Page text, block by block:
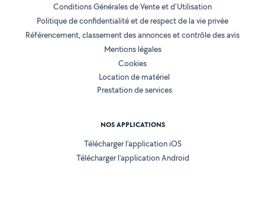
Conditions Générales de Vente et d'Utilisation
Politique de confidentialité et de respect de la vie privée
Référencement, classement des annonces et contrôle des avis
Mentions légales
Cookies
Location de matériel
Prestation de services
NOS APPLICATIONS
Télécharger l’application iOS
Télécharger l’application Android